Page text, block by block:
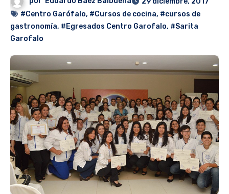
#Centro Garófalo, #Cursos de cocina, #cursos de
gastronomía, #Egresados Centro Garofalo, #Sarita
Garofalo